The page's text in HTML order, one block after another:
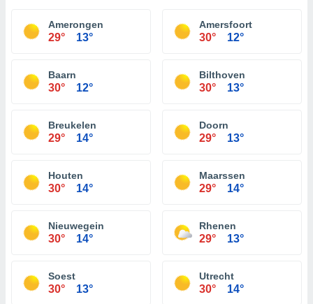
Amerongen
29° 13°
Amersfoort
30° 12°
Baarn
30° 12°
Bilthoven
30° 13°
Breukelen
29° 14°
Doorn
29° 13°
Houten
30° 14°
Maarssen
29° 14°
Nieuwegein
30° 14°
Rhenen
29° 13°
Soest
30° 13°
Utrecht
30° 14°